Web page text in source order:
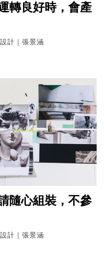
轉良好時，會產
計｜張景涵
隨心組裝，不參
計｜張景涵